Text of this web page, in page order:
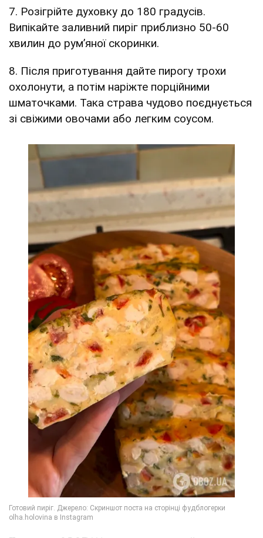
7. Розігрійте духовку до 180 градусів.
Випікайте заливний пиріг приблизно 50-60
хвилин до рум’яної скоринки.
8. Після приготування дайте пирогу трохи
охолонути, а потім наріжте порційними
шматочками. Така страва чудово поєднується
зі свіжими овочами або легким соусом.